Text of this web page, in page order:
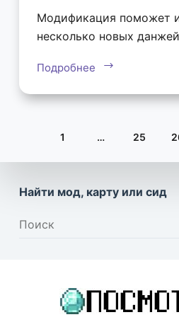
Модификация поможет
несколько новых
Подробнее
1 … 25
Найти мод, карту или сид